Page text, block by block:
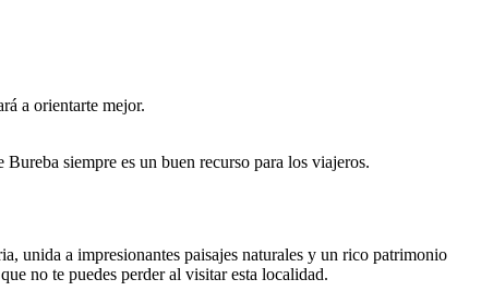
a orientarte mejor.
siempre es un buen recurso para los viajeros.
unida a impresionantes paisajes naturales y un rico patrimonio
que no te puedes perder al visitar esta localidad.